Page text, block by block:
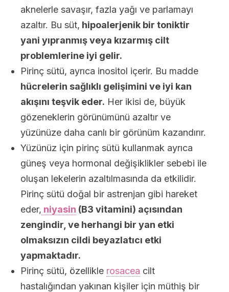
aknelerle savaşır, fazla yağı ve parlamayı
azaltır. Bu süt, hipoalerjenik bir toniktir
yani yıpranmış veya kızarmış cilt
problemlerine iyi gelir.
Pirinç sütü, ayrıca inositol içerir. Bu madde
hücrelerin sağlıklı gelişimini ve iyi kan
akışını teşvik eder. Her ikisi de, büyük
gözeneklerin görünümünü azaltır ve
yüzünüze daha canlı bir görünüm kazandırır.
Yüzünüz için pirinç sütü kullanmak ayrıca
güneş veya hormonal değişiklikler sebebi ile
oluşan lekelerin azaltılmasında da etkilidir.
Pirinç sütü doğal bir astrenjan gibi hareket
eder, niyasin (B3 vitamini) açısından
zengindir, ve herhangi bir yan etki
olmaksızın cildi beyazlatıcı etki
yapmaktadır.
Pirinç sütü, özellikle rosacea cilt
hastalığından yakınan kişiler için müthiş bir